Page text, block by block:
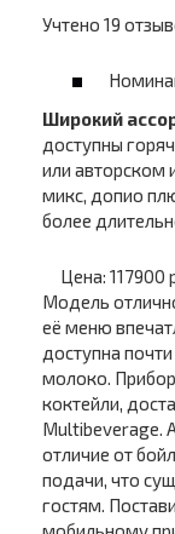
Учтено 19
Широкий
доступны
или авторском
микс, допио
более
Цена: 117900
Модель
её меню
доступна
молоко. Прибор
коктейли,
Multibeverage.
отличие от
подачи, что
гостям.